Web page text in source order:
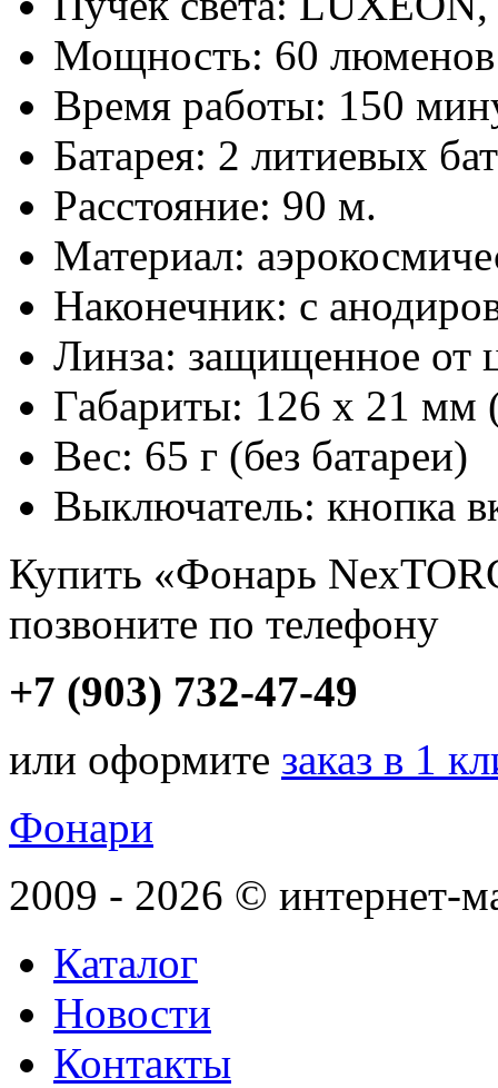
Мощность: 60 люменов
Время работы: 150
Батарея: 2 литиевых
Расстояние: 90 м.
Материал:
Наконечник: с
Линза: защищенное от
Габариты: 126 x 21 мм
Вес: 65 г (без батареи)
Выключатель: кнопка
Купить «Фонарь
позвоните по телефону
+7 (903) 732-47-49
или оформите заказ в 1
Фонари
2009 - 2026 © интернет-
Каталог
Новости
Контакты